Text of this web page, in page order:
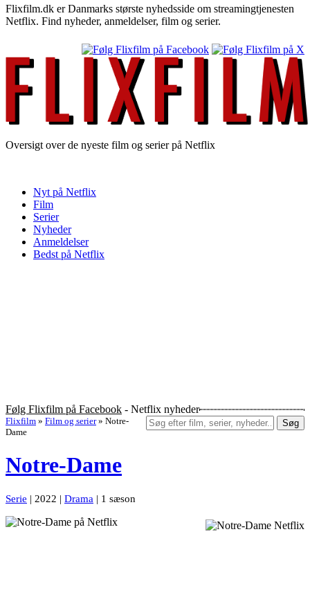
Flixfilm.dk er Danmarks største nyhedsside om streamingtjenesten
Netflix. Find nyheder, anmeldelser, film og serier.
Oversigt over de nyeste film og serier på Netflix
Nyt på Netflix
Film
Serier
Nyheder
Anmeldelser
Bedst på Netflix
Følg Flixfilm på Facebook - Netflix nyheder
Søg
Flixfilm » Film og serier » Notre-
Dame
Notre-Dame
Serie | 2022 | Drama | 1 sæson